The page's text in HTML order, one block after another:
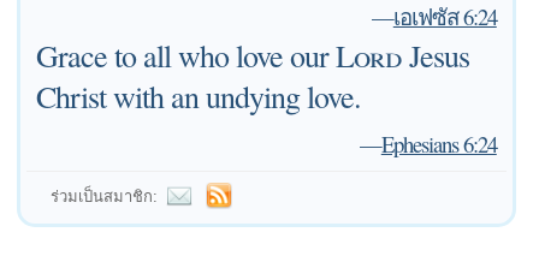
—เอเฟซัส 6:24
Grace to all who love ourLordJesus
Christ with an undying love.
—Ephesians 6:24
ร่วมเป็นสมาชิก: